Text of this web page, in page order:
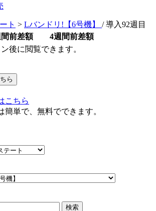
ト > Lバンドリ!【6号機】 / 導入92週目
間前差額
4週間前差額
後に閲覧できます。
ら
単で、無料でできます。